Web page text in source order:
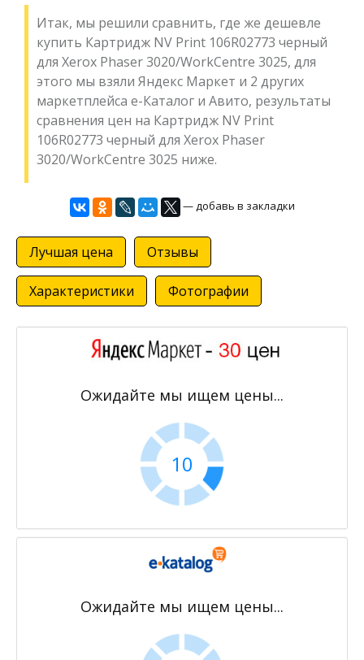
Итак, мы решили сравнить, где же дешевле
купить Картридж NV Print 106R02773 черный
для Xerox Phaser 3020/WorkCentre 3025, для
этого мы взяли Яндекс Маркет и 2 других
маркетплейса е-Каталог и Авито, результаты
сравнения цен на Картридж NV Print
106R02773 черный для Xerox Phaser
3020/WorkCentre 3025 ниже.
— добавь в закладки
Лучшая цена Отзывы
Характеристики Фотографии
Ожидайте мы ищем цены...
9
Ожидайте мы ищем цены...